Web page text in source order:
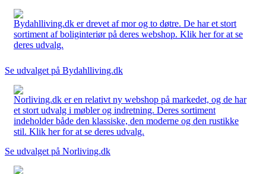
Bydahlliving.dk er drevet af mor og to døtre. De har et stort
sortiment af boliginteriør på deres webshop. Klik her for at se
deres udvalg.
Se udvalget på Bydahlliving.dk
Norliving.dk er en relativt ny webshop på markedet, og de har
et stort udvalg i møbler og indretning. Deres sortiment
indeholder både den klassiske, den moderne og den rustikke
stil. Klik her for at se deres udvalg.
Se udvalget på Norliving.dk